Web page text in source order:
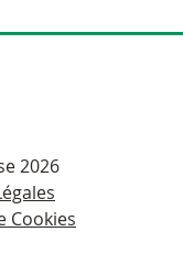
2026
Cookies